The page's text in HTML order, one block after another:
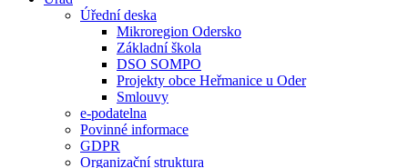
Úřední deska
Mikroregion Odersko
Základní škola
DSO SOMPO
Projekty obce Heřmanice u Oder
Smlouvy
e-podatelna
Povinné informace
GDPR
Organizační struktura